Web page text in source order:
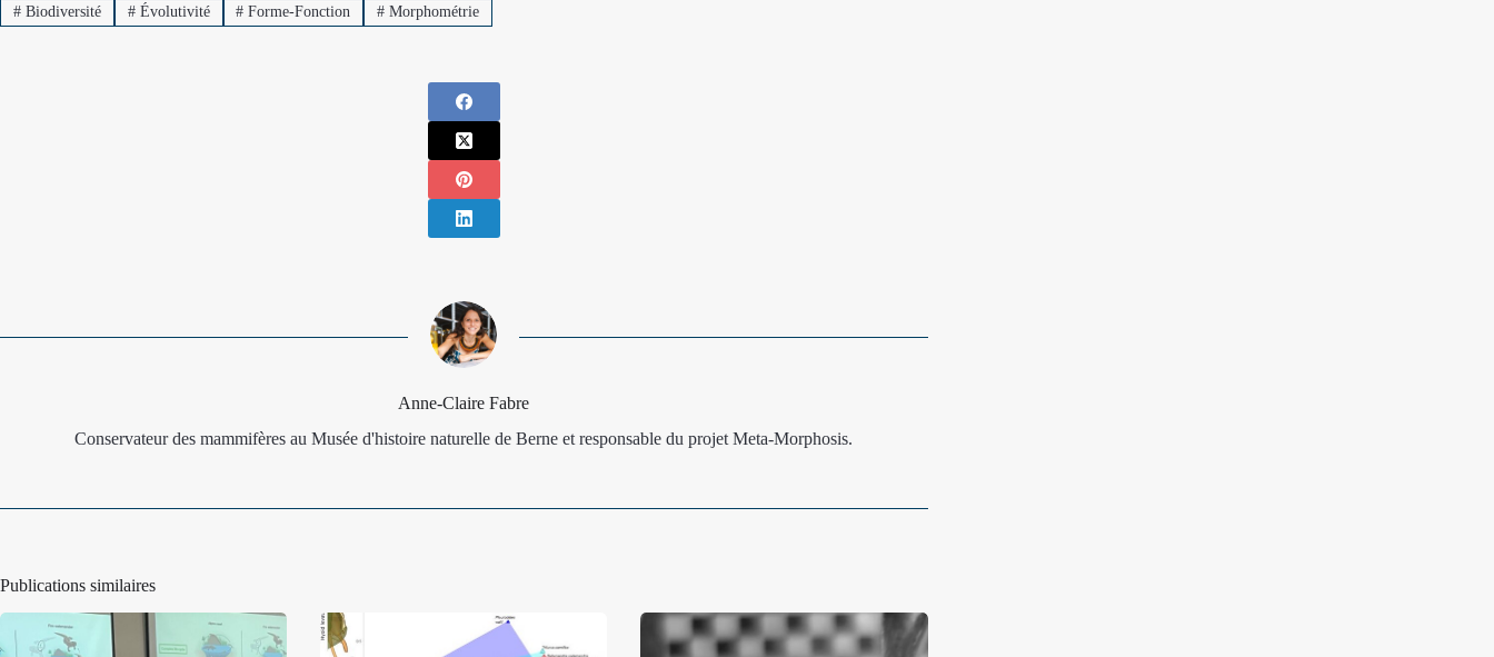
#Biodiversité #Évolutivité # Forme-Fonction # Morphométrie
Anne-Claire Fabre
Conservateur des mammifères au Musée d'histoire naturelle de Berne et responsable du projet Meta-Morphosis.
Publications similaires